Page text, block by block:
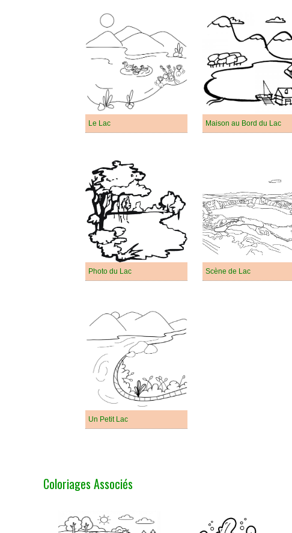
Le Lac Maison au Bord du Lac
Photo du Lac Scène de Lac
Un Petit Lac
Coloriages Associés